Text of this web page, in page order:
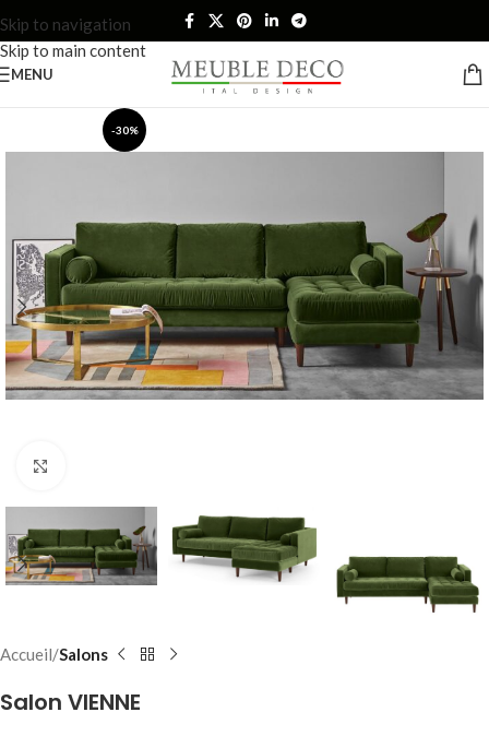
Skip to navigation
Skip to main content
MENU
-30%
Accueil Salons
Salon VIENNE